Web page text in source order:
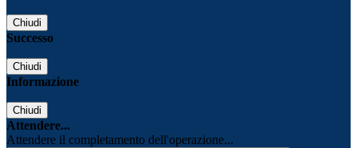
Chiudi
Successo
Chiudi
Informazione
Chiudi
Attendere...
Attendere il completamento dell'operazione...